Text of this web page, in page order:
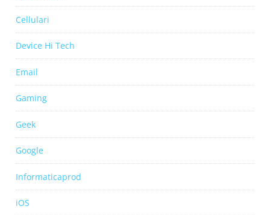
Cellulari
Device Hi Tech
Email
Gaming
Geek
Google
Informaticaprod
iOS